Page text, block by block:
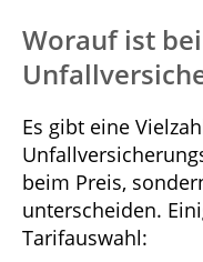
Worauf ist
Es gibt eine
beim Preis,
unterscheiden.
Tarifauswahl: